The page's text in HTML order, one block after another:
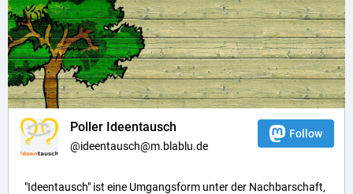
Poller Ideentausch
@ideentausch@m.blablu.de
Follow
"Ideentausch" ist eine Umgangsform unter der Nachbarschaft,